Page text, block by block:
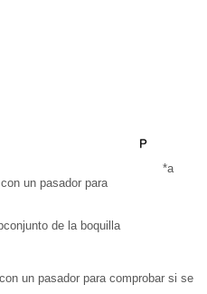
un pasador para
de la boquilla
*a
un pasador para comprobar si se